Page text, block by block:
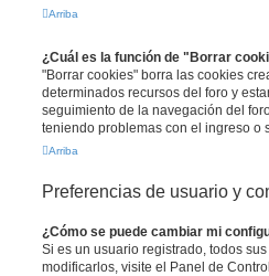
Arriba
¿Cuál es la función de "Borrar
"Borrar cookies" borra las cookies
determinados recursos del foro y
seguimiento de la navegación del
teniendo problemas con el ingreso o
Arriba
Preferencias de usuario y
¿Cómo se puede cambiar mi
Si es un usuario registrado, todos
modificarlos, visite el Panel de